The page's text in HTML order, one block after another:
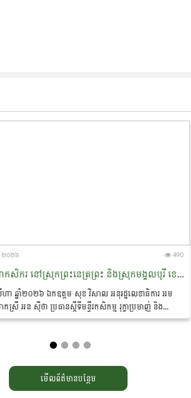
២០២៦ 490
ស្រូវរបស់ប្រជាកសិករ នៅស្រុកព្រះ​នេត្រព្រះ និងស្រុកមង្គលបូរី ខេត្តបន្ទាយមានជ័យ ត្រូវបានអន្តរាគមន៍​សង្គ្រោះ ​​ស្តារ​បានឡើង​វិញស្ទើរទាំងស្រុង
ា ឆ្នាំ២០២៦ ឯកឧត្តម សុខ វិសាល អនុ​រដ្ឋលេខាធិការ អម
អន ស៊ីថា ប្រធាន​ស្តីទី​មន្ទីរកសិកម្ម រុក្ខាប្រមាញ់ និង
យមានជ័យ ព្រមទាំងមន្ត្រីបច្ចេកទេស...
មើលព័ត៌មានបន្ថែម